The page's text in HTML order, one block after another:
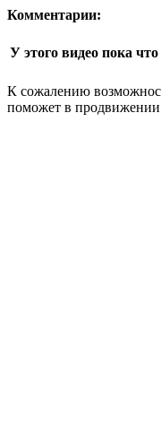
Комментарии:
У этого видео пока
К сожалению
поможет в продвижении